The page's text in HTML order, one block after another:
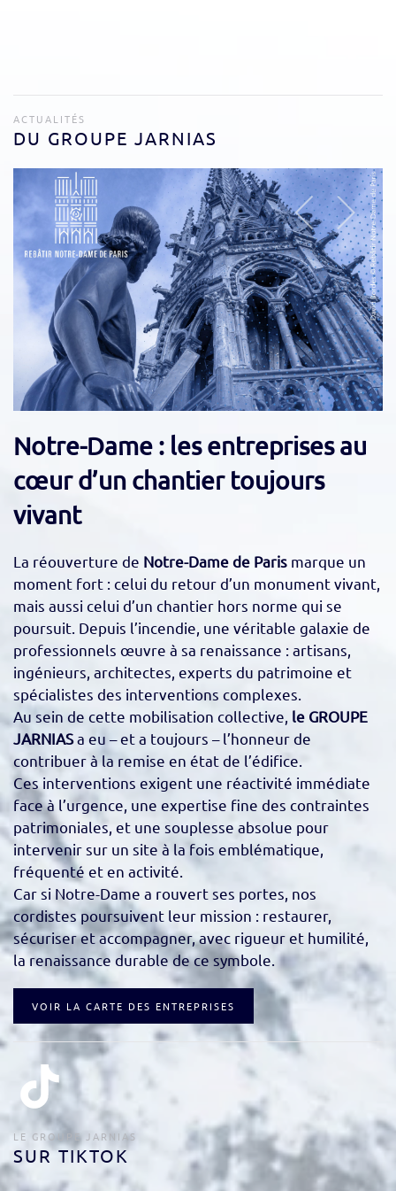
ACTUALITÉS
DU GROUPE JARNIAS
Notre-Dame : les entreprises au
cœur d’un chantier toujours
vivant
La réouverture de Notre-Dame de Paris marque un
moment fort : celui du retour d’un monument vivant,
mais aussi celui d’un chantier hors norme qui se
poursuit. Depuis l’incendie, une véritable galaxie de
professionnels œuvre à sa renaissance : artisans,
ingénieurs, architectes, experts du patrimoine et
spécialistes des interventions complexes.
Au sein de cette mobilisation collective, le GROUPE
JARNIASa eu – et a toujours – l’honneur de
contribuer à la remise en état de l’édifice.
Ces interventions exigent une réactivité immédiate
face à l’urgence, une expertise fine des contraintes
patrimoniales, et une souplesse absolue pour
intervenir sur un site à la fois emblématique,
fréquenté et en activité.
Car si Notre-Dame a rouvert ses portes, nos
cordistes poursuivent leur mission : restaurer,
sécuriser et accompagner, avec rigueur et humilité,
la renaissance durable de ce symbole.
VOIR LA CARTE DES ENTREPRISES
LE GROUPE JARNIAS
SUR TIKTOK